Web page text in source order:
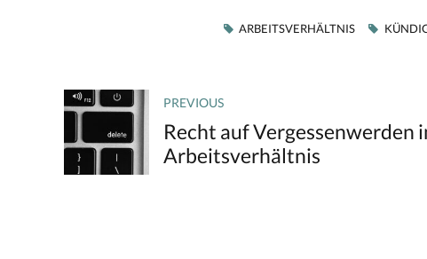
ARBEITSVERHÄLTNIS
PREVIOUS
Recht auf Vergessenwerden
Arbeitsverhältnis